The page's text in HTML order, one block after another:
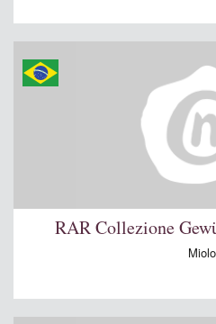
RAR Collezione
Miolo